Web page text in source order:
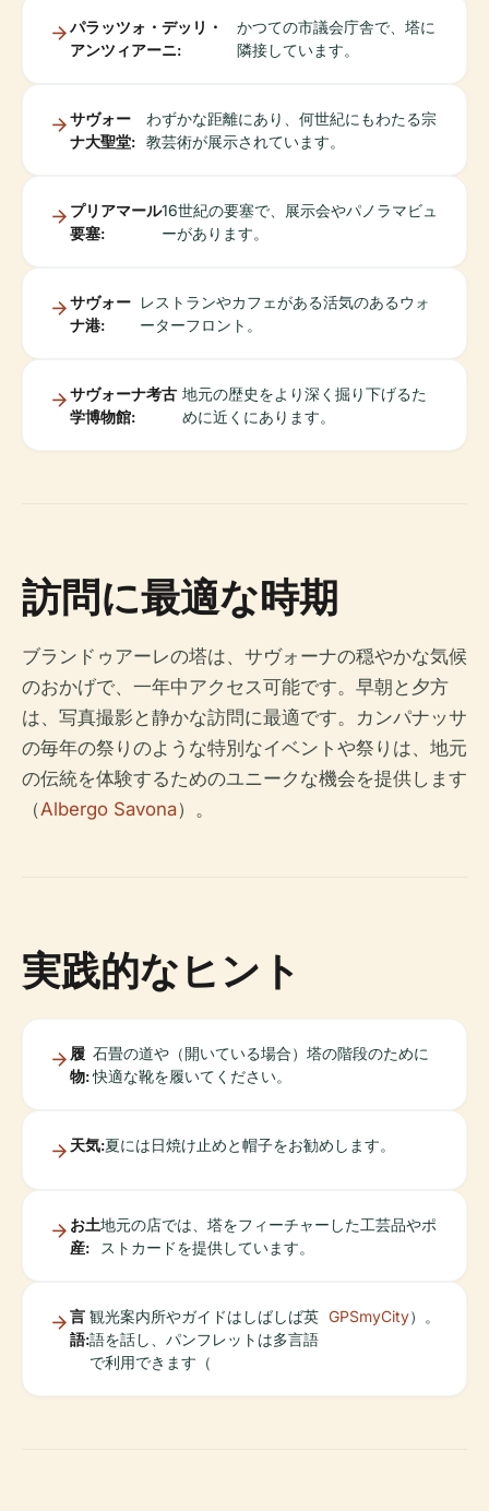
パラッツォ・デッリ・
アンツィアーニ:
かつての市議会庁舎で、塔に
隣接しています。
サヴォー
ナ大聖堂:
わずかな距離にあり、何世紀にもわたる宗
教芸術が展示されています。
プリアマール
要塞:
16世紀の要塞で、展示会やパノラマビュ
ーがあります。
サヴォー
ナ港:
レストランやカフェがある活気のあるウォ
ーターフロント。
サヴォーナ考古
学博物館:
地元の歴史をより深く掘り下げるた
めに近くにあります。
訪問に最適な時期
ブランドゥアーレの塔は、サヴォーナの穏やかな気候
のおかげで、一年中アクセス可能です。早朝と夕方
は、写真撮影と静かな訪問に最適です。カンパナッサ
の毎年の祭りのような特別なイベントや祭りは、地元
の伝統を体験するためのユニークな機会を提供します
（Albergo Savona）。
実践的なヒント
履
物:
石畳の道や（開いている場合）塔の階段のために
快適な靴を履いてください。
天気:夏には日焼け止めと帽子をお勧めします。
お土
産:
地元の店では、塔をフィーチャーした工芸品やポ
ストカードを提供しています。
言
語:
観光案内所やガイドはしばしば英
語を話し、パンフレットは多言語
で利用できます（
GPSmyCity）。